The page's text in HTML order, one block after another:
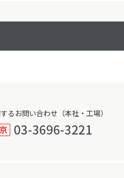
るお問い合わせ（本社・工場）